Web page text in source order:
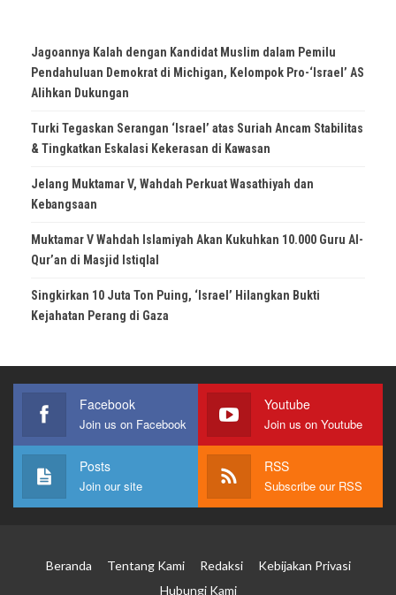
Jagoannya Kalah dengan Kandidat Muslim dalam Pemilu
Pendahuluan Demokrat di Michigan, Kelompok Pro-‘Israel’ AS
Alihkan Dukungan
Turki Tegaskan Serangan ‘Israel’ atas Suriah Ancam Stabilitas
& Tingkatkan Eskalasi Kekerasan di Kawasan
Jelang Muktamar V, Wahdah Perkuat Wasathiyah dan
Kebangsaan
Muktamar V Wahdah Islamiyah Akan Kukuhkan 10.000 Guru Al-
Qur’an di Masjid Istiqlal
Singkirkan 10 Juta Ton Puing, ‘Israel’ Hilangkan Bukti
Kejahatan Perang di Gaza
Facebook
Join us on Facebook
Youtube
Join us on Youtube
Posts
Join our site
RSS
Subscribe our RSS
Beranda Tentang Kami Redaksi
Kebijakan Privasi
Hubungi Kami